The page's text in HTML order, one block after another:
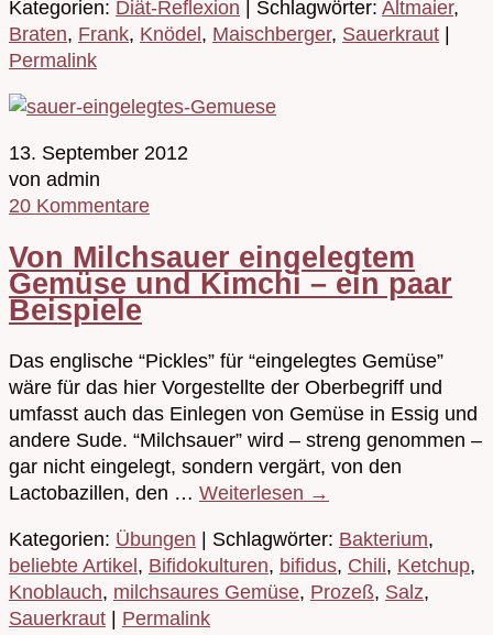
Kategorien: Diät-Reflexion | Schlagwörter: Altmaier,
Braten, Frank, Knödel , Maischberger, Sauerkraut
Permalink
13. September 2012
von admin
20 Kommentare
Von Milchsauer eingelegtem
Gemüse und Kimchi – ein paar
Beispiele
Das englische “Pickles” für “eingelegtes Gemüse”
wäre für das hier Vorgestellte der Oberbegriff und
umfasst auch das Einlegen von Gemüse in Essig und
andere Sude. “Milchsauer” wird – streng genommen –
gar nicht eingelegt, sondern vergärt, von den
Lactobazillen, den … Weiterlesen →
Kategorien: Übungen | Schlagwörter: Bakterium,
beliebte Artikel, Bifidokulturen, bifidus, Chili, Ketchup,
Knoblauch, milchsaures Gemüse, Prozeß, Salz,
Sauerkraut | Permalink